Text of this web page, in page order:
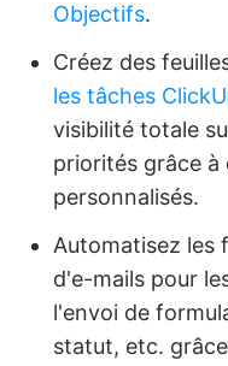
Objectifs.
Créez des
les tâches
visibilité totale
priorités grâce
personnalisés.
Automatisez les
d'e-mails pour
l'envoi de
statut, etc. grâce